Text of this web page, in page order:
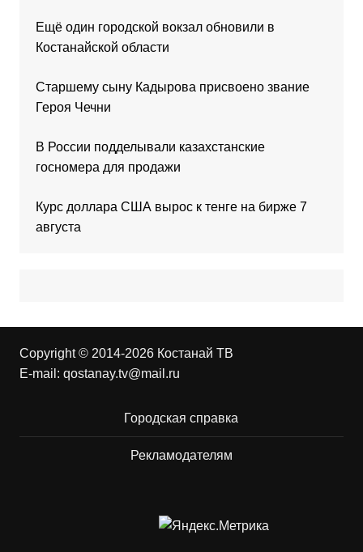
Ещё один городской вокзал обновили в
Костанайской области
Старшему сыну Кадырова присвоено звание
Героя Чечни
В России подделывали казахстанские
госномера для продажи
Курс доллара США вырос к тенге на бирже 7
августа
Copyright © 2014-2026 Костанай ТВ
E-mail: qostanay.tv@mail.ru
Городская справка
Рекламодателям